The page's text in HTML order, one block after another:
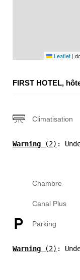
Leaflet |
FIRST HOTEL,
Climatisation
Warning (2) :
Chambre
Canal Plus
Parking
Warning (2) :